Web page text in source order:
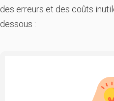
des erreurs et des coûts
dessous :